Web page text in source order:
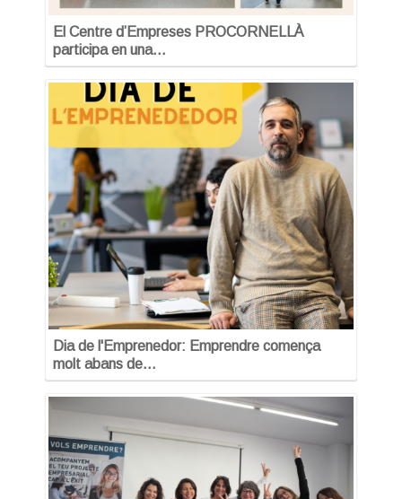
El Centre d’Empreses PROCORNELLÀ
participa en una…
Dia de l'Emprenedor: Emprendre comença
molt abans de…